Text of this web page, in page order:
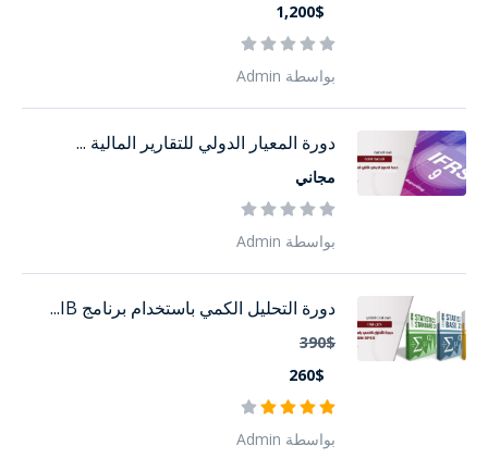
1,200$
بواسطة Admin
دورة المعيار الدولي للتقارير المالية ...
مجاني
بواسطة Admin
دورة التحليل الكمي باستخدام برنامج IB...
390$
260$
بواسطة Admin